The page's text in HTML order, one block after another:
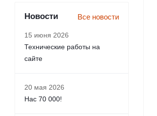
Новости Все новости
15 июня 2026
Технические работы на
сайте
20 мая 2026
Нас 70 000!